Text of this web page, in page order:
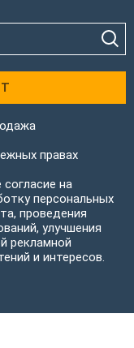
правах
на
персональных
проведения
улучшения
рекламной
и интересов.